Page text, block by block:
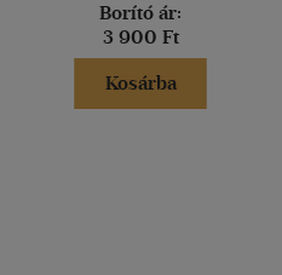
Borító ár:
3 900 Ft
Kosárba